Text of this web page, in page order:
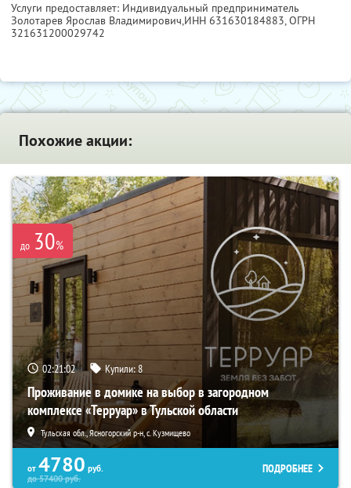
Услуги предоставляет: Индивидуальный предприниматель
Золотарев Ярослав Владимирович,ИНН 631630184883, ОГРН
321631200029742
Похожие акции:
до 30%
02:21:01 Купили:8
Проживание в домике на выбор в загородном
комплексе «Терруар» в Тульской области
Тульская обл., Ясногорский р-н, с. Кузмищево
от 4780 руб.
до57400руб.
ПОДРОБНЕЕ